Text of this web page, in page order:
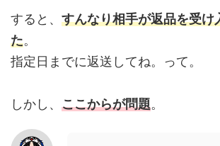
すると、 すんなり相手が返品を受け
た。
指定日までに返送してね。って。
しかし、 ここからが問題。